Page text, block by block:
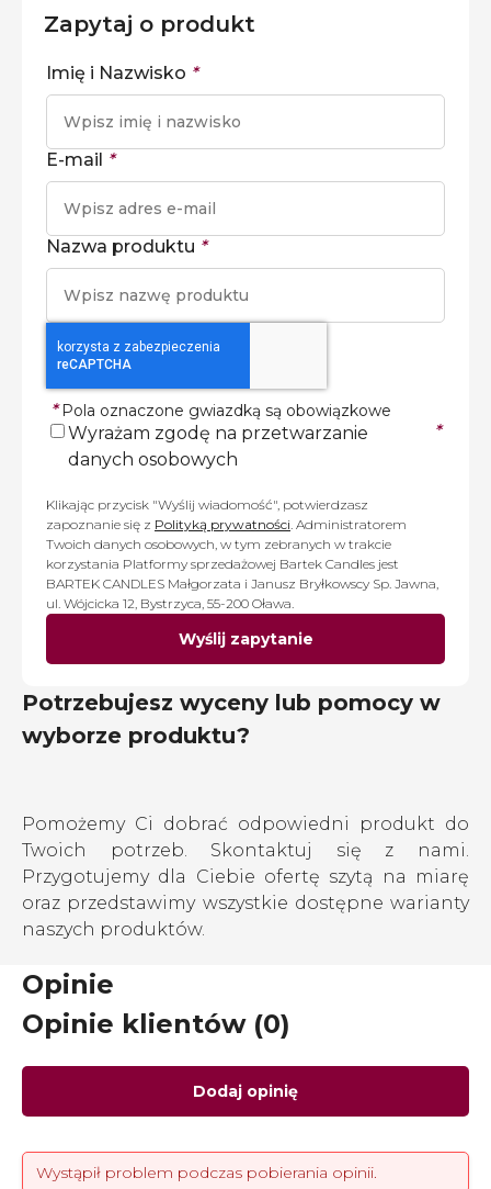
Zapytaj o produkt
Imię i Nazwisko *
E-mail *
Nazwa produktu *
* Pola oznaczone gwiazdką są obowiązkowe
Wyrażam zgodę na przetwarzanie
danych osobowych
*
Klikając przycisk "Wyślij wiadomość", potwierdzasz
zapoznanie się z Polityką prywatności . Administratorem
Twoich danych osobowych, w tym zebranych w trakcie
korzystania Platformy sprzedażowej Bartek Candles jest
BARTEK CANDLES Małgorzata i Janusz Bryłkowscy Sp. Jawna,
ul. Wójcicka 12, Bystrzyca, 55-200 Oława.
Wyślij zapytanie
Potrzebujesz wyceny lub pomocy w
wyborze produktu?
Pomożemy Ci dobrać odpowiedni produkt do
Twoich potrzeb. Skontaktuj się z nami.
Przygotujemy dla Ciebie ofertę szytą na miarę
oraz przedstawimy wszystkie dostępne warianty
naszych produktów.
Opinie
Opinie klientów (0)
Dodaj opinię
Wystąpił problem podczas pobierania opinii.